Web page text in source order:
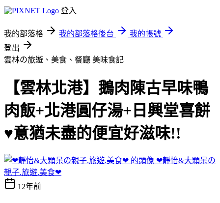
登入
我的部落格 我的部落格後台
我的帳號
登出
雲林の旅遊、美食、餐廳 美味食記
【雲林北港】鵝肉陳古早味鴨
肉飯+北港圓仔湯+日興堂喜餅
♥意猶未盡的便宜好滋味!!
❤靜怡&大顆呆の
親子.旅遊.美食❤
12年前